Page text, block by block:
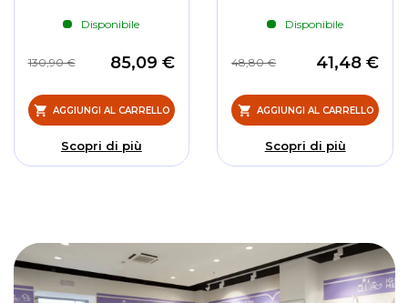
Disponibile
85,09 €
130,90 €
AGGIUNGI AL CARRELLO
Scopri di più
Disponibile
41,48 €
48,80 €
AGGIUNGI AL CARRELLO
Scopri di più